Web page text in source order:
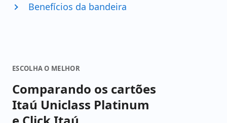
Benefícios da bandeira
ESCOLHA O MELHOR
Comparando os cartões
Itaú Uniclass Platinum